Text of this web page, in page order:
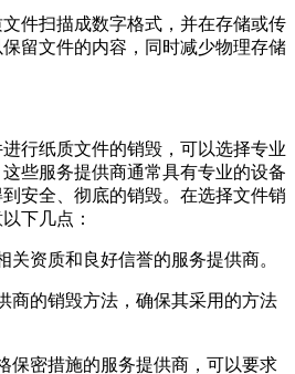
件扫描成数字格式，并在存储或传
留文件的内容，同时减少物理存储
行纸质文件的销毁，可以选择专业
些服务提供商通常具有专业的设备
安全、彻底的销毁。在选择文件销
下几点：
关资质和良好信誉的服务提供商。
商的销毁方法，确保其采用的方法
保密措施的服务提供商，可以要求